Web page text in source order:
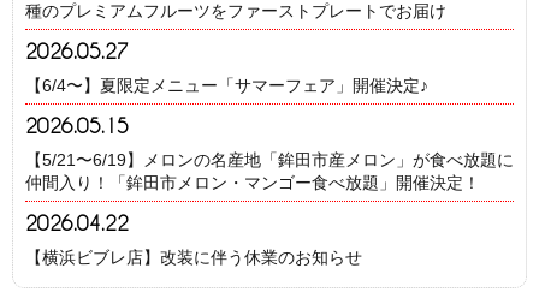
種のプレミアムフルーツをファーストプレートでお届け
2026.05.27
【6/4〜】夏限定メニュー「サマーフェア」開催決定♪
2026.05.15
【5/21〜6/19】メロンの名産地「鉾田市産メロン」が食べ放題に
仲間入り！「鉾田市メロン・マンゴー食べ放題」開催決定！
2026.04.22
【横浜ビブレ店】改装に伴う休業のお知らせ